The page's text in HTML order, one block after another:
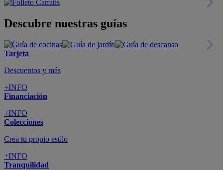
Descubre nuestras guías
Tarjeta
Descuentos y más
+INFO
Financiación
+INFO
Colecciones
Crea tu propio estilo
+INFO
Tranquilidad